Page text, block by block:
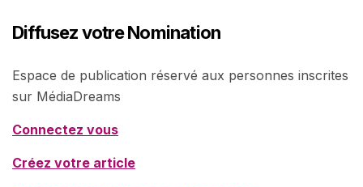
Diffusez votre Nomination
Espace de publication réservé aux personnes inscrites
sur MédiaDreams
Connectez vous
Créez votre article